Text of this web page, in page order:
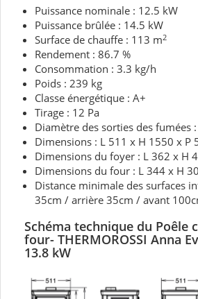
Puissance nominale : 12.5 kW
Puissance brûlée : 14.5 kW
Surface de chauffe : 113 m2
Rendement : 86.7 %
Consommation : 3.3 kg/h
Poids : 239 kg
Classe énergétique : A+
Tirage : 12 Pa
Diamètre des sorties des fumées
Dimensions : L 511 x H 1550 x P
Dimensions du foyer : L 362 x H
Dimensions du four : L 344 x H
Distance minimale des surfaces
35cm / arrière 35cm / avant
Schéma technique du Poêle
four- THERMOROSSI Anna
13.8 kW